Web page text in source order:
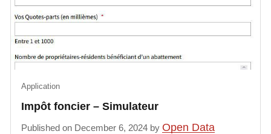
Impôt foncier – Simulateur
Application
Published on December 6, 2024 byOpen Data